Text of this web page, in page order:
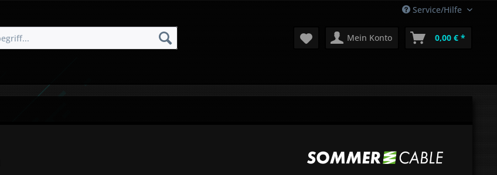
Service/Hilfe
Mein Konto 0,00 € *